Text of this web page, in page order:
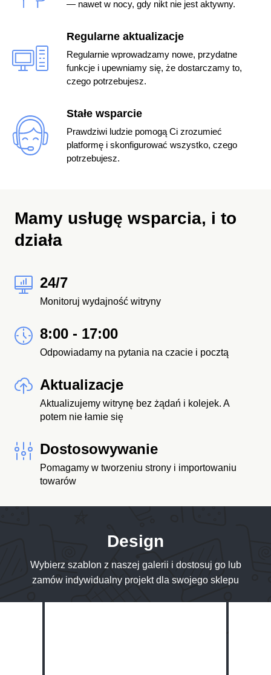
— nawet w nocy, gdy nikt nie jest aktywny.
Regularne aktualizacje
Regularnie wprowadzamy nowe, przydatne
funkcje i upewniamy się, że dostarczamy to,
czego potrzebujesz.
Stałe wsparcie
Prawdziwi ludzie pomogą Ci zrozumieć
platformę i skonfigurować wszystko, czego
potrzebujesz.
Mamy usługę wsparcia, i to
działa
24/7
Monitoruj wydajność witryny
8:00 - 17:00
Odpowiadamy na pytania na czacie i pocztą
Aktualizacje
Aktualizujemy witrynę bez żądań i kolejek. A
potem nie łamie się
Dostosowywanie
Pomagamy w tworzeniu strony i importowaniu
towarów
Design
Wybierz szablon z naszej galerii i dostosuj go lub
zamów indywidualny projekt dla swojego sklepu